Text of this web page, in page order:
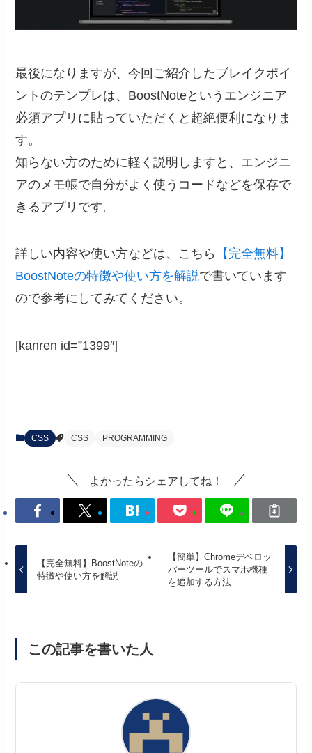
最後になりますが、今回ご紹介したブレイクポイ
ントのテンプレは、BoostNoteというエンジニア
必須アプリに貼っていただくと超絶便利になりま
す。
知らない方のために軽く説明しますと、エンジニ
アのメモ帳で自分がよく使うコードなどを保存で
きるアプリです。
詳しい内容や使い方などは、こちら
【完全無料】
BoostNoteの特徴や使い方を解説で書いています
ので参考にしてみてください。
[kanren id=”1399″]
CSS CSS PROGRAMMING
よかったらシェアしてね！
【完全無料】BoostNoteの
特徴や使い方を解説
【簡単】Chromeデベロッ
パーツールでスマホ機種
を追加する方法
この記事を書いた人